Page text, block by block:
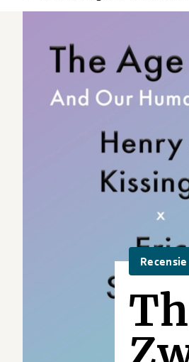
Recensie